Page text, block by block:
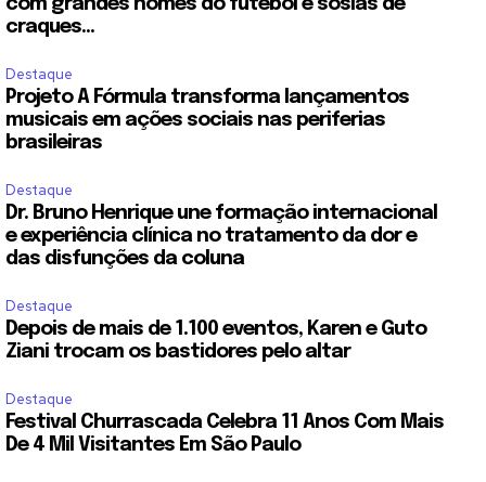
com grandes nomes do futebol e sósias de
craques...
Destaque
Projeto A Fórmula transforma lançamentos
musicais em ações sociais nas periferias
brasileiras
Destaque
Dr. Bruno Henrique une formação internacional
e experiência clínica no tratamento da dor e
das disfunções da coluna
Destaque
Depois de mais de 1.100 eventos, Karen e Guto
Ziani trocam os bastidores pelo altar
Destaque
Festival Churrascada Celebra 11 Anos Com Mais
De 4 Mil Visitantes Em São Paulo